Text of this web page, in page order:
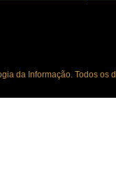
da Informação. Todos os